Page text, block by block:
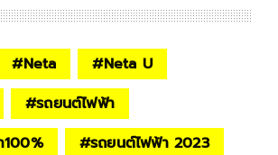
#Neta #Neta U
#รถยนต์ไฟฟ้า
#รถยนต์ไฟฟ้า 2023